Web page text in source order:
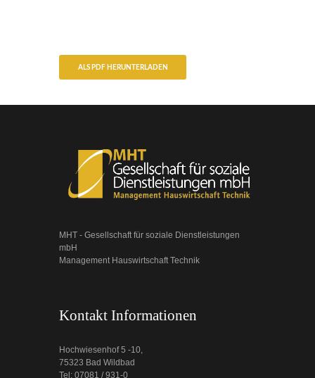
ALS PDF HERUNTERLADEN
MHT - Gesellschaft für soziale Dienstleistungen
mbH
Management Hauswirtschaft Technik
Kontakt Informationen
Hochwiesenhof 5 -10,
75323 Bad Wildbad
Tel: 07081 / 931-0